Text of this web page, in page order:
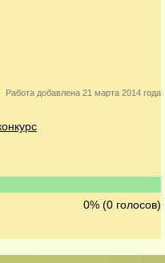
Работа добавлена 21 марта 2014 года
0% (0 голосов)